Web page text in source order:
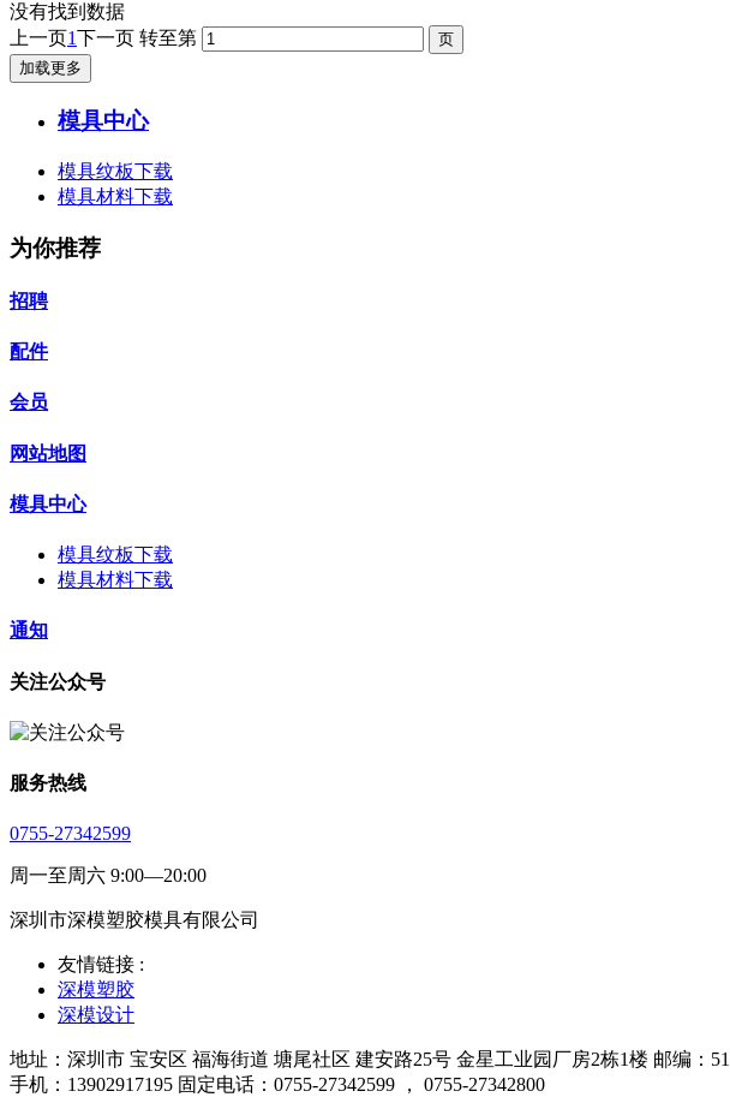
没有找到数据
上一页1下一页 转至第
加载更多
模具中心
模具纹板下载
模具材料下载
为你推荐
招聘
配件
会员
网站地图
模具中心
模具纹板下载
模具材料下载
通知
关注公众号
服务热线
0755-27342599
周一至周六 9:00—20:00
深圳市深模塑胶模具有限公司
友情链接 :
深模塑胶
深模设计
地址：深圳市 宝安区 福海街道 塘尾社区 建安路25号 金星工业园厂房2栋1楼 邮编：
手机：13902917195 固定电话：0755-27342599 ， 0755-27342800